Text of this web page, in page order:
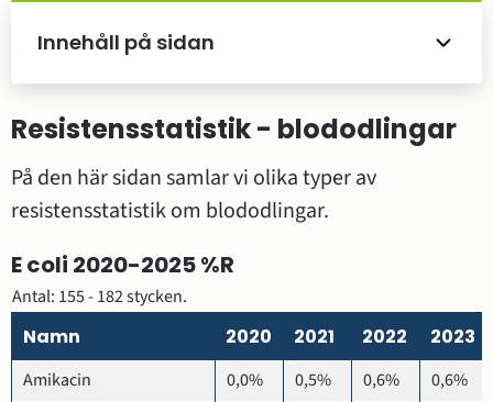
Innehåll på sidan
Resistensstatistik - blododlingar
På den här sidan samlar vi olika typer av
resistensstatistik om blododlingar.
E coli 2020-2025 %R
Antal: 155 - 182 stycken.
Namn 2020 2021 2022 2023
Amikacin 0,0% 0,5% 0,6%
0,6%